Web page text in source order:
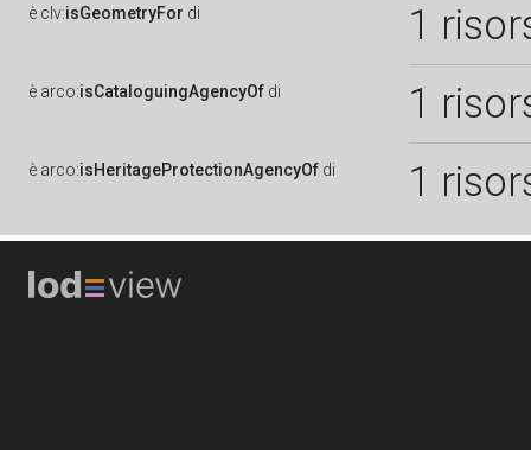
è clv:isGeometryFor di 1
è arco:isCataloguingAgencyOf di 1
è arco:isHeritageProtectionAgencyOf di 1